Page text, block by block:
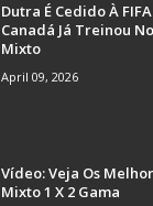
Dutra É Cedido À
Canadá Já Treinou
Mixto
April 09, 2026
Vídeo: Veja Os
Mixto 1 X 2 Gama